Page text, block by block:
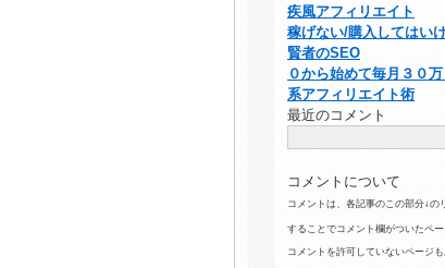
疾風アフィリエイト
稼げない/購入してはい
賢者のSEO
０から始めて毎月３０
系アフィリエイト術
最近のコメント
コメントについて
コメントは、各記事のこの部分↓
することでコメント欄がついたペ
コメントを許可していないページ